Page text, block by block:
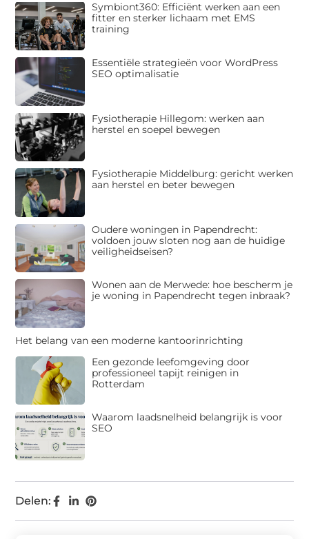
Delen:
Symbiont360: Efficiënt werken aan een
fitter en sterker lichaam met EMS
training
Essentiële strategieën voor WordPress
SEO optimalisatie
Fysiotherapie Hillegom: werken aan
herstel en soepel bewegen
Fysiotherapie Middelburg: gericht werken
aan herstel en beter bewegen
Oudere woningen in Papendrecht:
voldoen jouw sloten nog aan de huidige
veiligheidseisen?
Wonen aan de Merwede: hoe bescherm je
je woning in Papendrecht tegen inbraak?
Het belang van een moderne kantoorinrichting
Een gezonde leefomgeving door
professioneel tapijt reinigen in
Rotterdam
Waarom laadsnelheid belangrijk is voor
SEO